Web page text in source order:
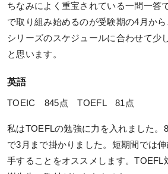
講義スケジュール
各種申込
お申込後の流れ
資料請求
ちなみによく重宝されている一問一答
で取り組み始めるのが受験期の4月か
シリーズのスケジュールに合わせて少
と思います。
英語
TOEIC 845点 TOEFL 81点
私はTOEFLの勉強に力を入れました。
で3月まで掛かりました。短期間では
手することをオススメします。TOEFL